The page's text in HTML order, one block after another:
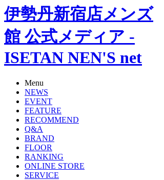
伊勢丹新宿店メンズ
館 公式メディア -
ISETAN NEN'S net
Menu
NEWS
EVENT
FEATURE
RECOMMEND
Q&A
BRAND
FLOOR
RANKING
ONLINE STORE
SERVICE